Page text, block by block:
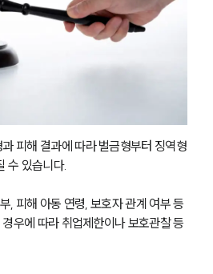
피해 결과에 따라 벌금형부터 징역형
수 있습니다.
, 피해 아동 연령, 보호자 관계 여부 등
우에 따라 취업제한이나 보호관찰 등